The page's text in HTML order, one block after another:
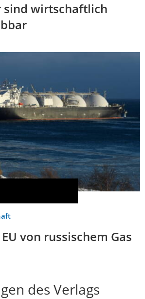
sind wirtschaftlich
von russischem Gas
des Verlags